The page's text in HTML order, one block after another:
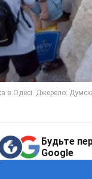
Будьте
Google